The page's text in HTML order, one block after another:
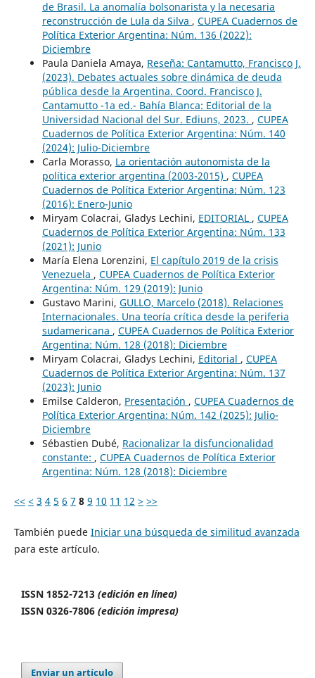
de Brasil. La anomalía bolsonarista y la necesaria
reconstrucción de Lula da Silva , CUPEA Cuadernos de
Política Exterior Argentina: Núm. 136 (2022):
Diciembre
Paula Daniela Amaya, Reseña: Cantamutto, Francisco J.
(2023). Debates actuales sobre dinámica de deuda
pública desde la Argentina. Coord. Francisco J.
Cantamutto -1a ed.- Bahía Blanca: Editorial de la
Universidad Nacional del Sur. Ediuns, 2023. , CUPEA
Cuadernos de Política Exterior Argentina: Núm. 140
(2024): Julio-Diciembre
Carla Morasso, La orientación autonomista de la
política exterior argentina (2003-2015) , CUPEA
Cuadernos de Política Exterior Argentina: Núm. 123
(2016): Enero-Junio
Miryam Colacrai, Gladys Lechini, EDITORIAL , CUPEA
Cuadernos de Política Exterior Argentina: Núm. 133
(2021): Junio
María Elena Lorenzini, El capítulo 2019 de la crisis
Venezuela , CUPEA Cuadernos de Política Exterior
Argentina: Núm. 129 (2019): Junio
Gustavo Marini, GULLO, Marcelo (2018). Relaciones
Internacionales. Una teoría crítica desde la periferia
sudamericana , CUPEA Cuadernos de Política Exterior
Argentina: Núm. 128 (2018): Diciembre
Miryam Colacrai, Gladys Lechini, Editorial , CUPEA
Cuadernos de Política Exterior Argentina: Núm. 137
(2023): Junio
Emilse Calderon, Presentación , CUPEA Cuadernos de
Política Exterior Argentina: Núm. 142 (2025): Julio-
Diciembre
Sébastien Dubé, Racionalizar la disfuncionalidad
constante: , CUPEA Cuadernos de Política Exterior
Argentina: Núm. 128 (2018): Diciembre
<< < 3 4 5 6 7 8 9 10 11 12 > >>
También puede Iniciar una búsqueda de similitud avanzada
para este artículo.
ISSN 1852-7213 (edición en línea)
ISSN 0326-7806 (edición impresa)
Enviar un artículo